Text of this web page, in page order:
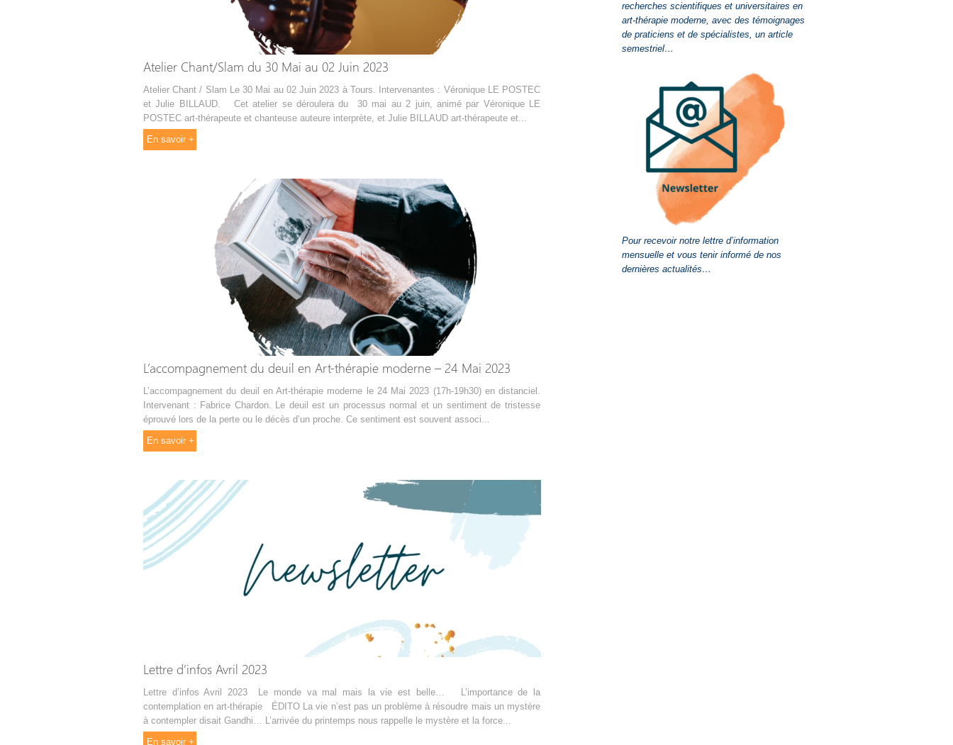
Atelier Chant/Slam du 30 Mai au 02 Juin 2023
Atelier Chant / Slam Le 30 Mai au 02 Juin 2023 à Tours. Intervenantes : Véronique LE POSTEC
et Julie BILLAUD. Cet atelier se déroulera du 30 mai au 2 juin, animé par Véronique LE
POSTEC art-thérapeute et chanteuse auteure interprète, et Julie BILLAUD art-thérapeute et...
En savoir +
L’accompagnement du deuil en Art-thérapie moderne – 24 Mai 2023
L’accompagnement du deuil en Art-thérapie moderne le 24 Mai 2023 (17h-19h30) en distanciel.
Intervenant : Fabrice Chardon. Le deuil est un processus normal et un sentiment de tristesse
éprouvé lors de la perte ou le décès d’un proche. Ce sentiment est souvent associ...
En savoir +
Lettre d’infos Avril 2023
Lettre d’infos Avril 2023 Le monde va mal mais la vie est belle… L’importance de la
contemplation en art-thérapie ÉDITO La vie n’est pas un problème à résoudre mais un mystère
à contempler disait Gandhi… L’arrivée du printemps nous rappelle le mystère et la force...
En savoir +
recherches scientifiques et universitaires en
art-thérapie moderne, avec des témoignages
de praticiens et de spécialistes, un article
semestriel…
Pour recevoir notre lettre d’information
mensuelle et vous tenir informé de nos
dernières actualités…